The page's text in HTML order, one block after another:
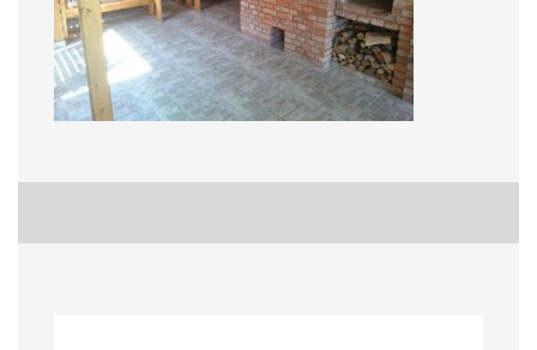
Bejegyzés